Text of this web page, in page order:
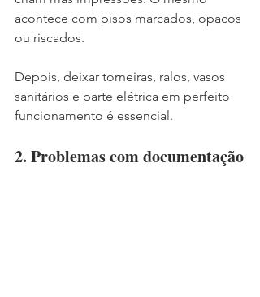
acontece com pisos marcados, opacos
ou riscados.
Depois, deixar torneiras, ralos, vasos
sanitários e parte elétrica em perfeito
funcionamento é essencial.
2. Problemas com documentação